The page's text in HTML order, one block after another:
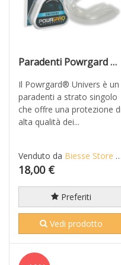
Paradenti Powrgard Univers professionale per allenamenti o competizioni trasparente
Il Powrgard® Univers è un
paradenti a strato singolo
che offre una protezione di
alta qualità dei...
Venduto da Biesse Store Snc - Combat Legacy
18,00 €
Preferiti
Vedi prodotto